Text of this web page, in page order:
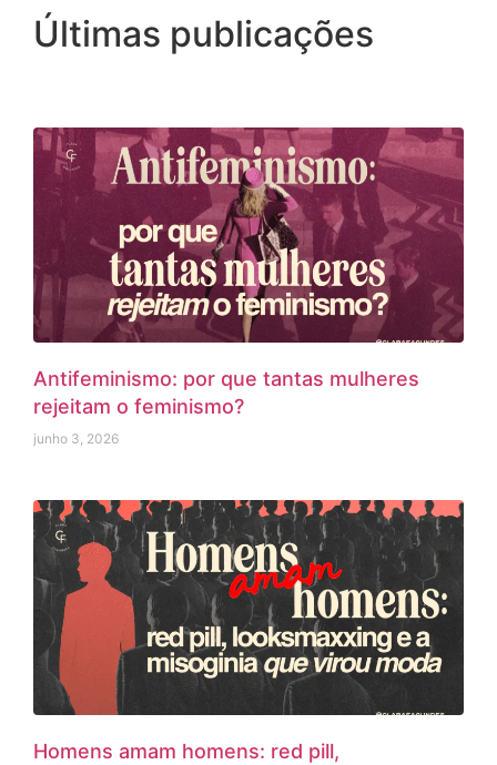
Últimas publicações
Antifeminismo: por que tantas mulheres
rejeitam o feminismo?
junho 3, 2026
Homens amam homens: red pill,